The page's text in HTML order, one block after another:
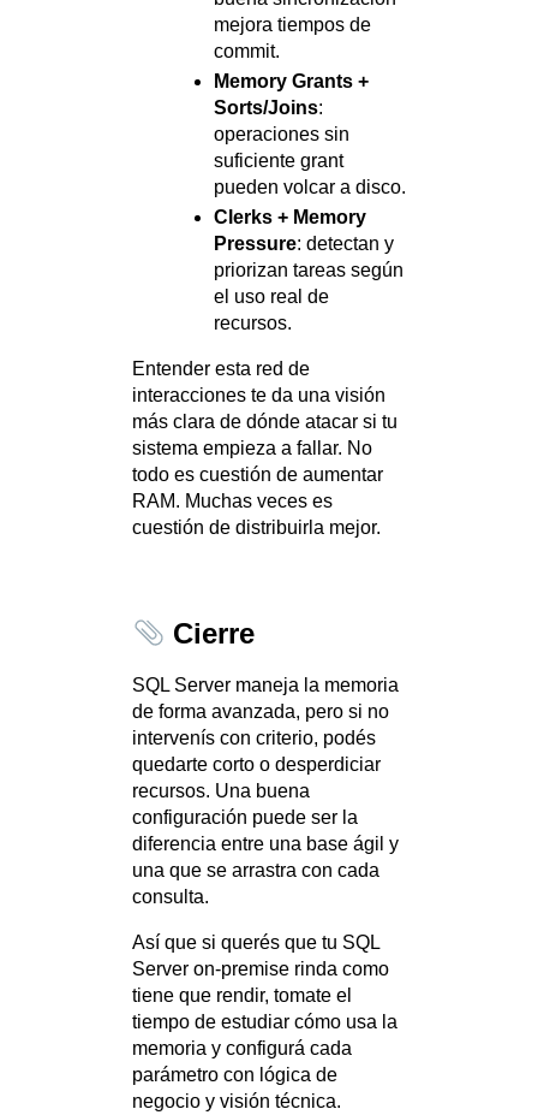
mejora tiempos de
commit.
Memory Grants +
Sorts/Joins:
operaciones sin
suficiente grant
pueden volcar a disco.
Clerks + Memory
Pressure: detectan y
priorizan tareas según
el uso real de
recursos.
Entender esta red de
interacciones te da una visión
más clara de dónde atacar si tu
sistema empieza a fallar. No
todo es cuestión de aumentar
RAM. Muchas veces es
cuestión de distribuirla mejor.
Cierre
SQL Server maneja la memoria
de forma avanzada, pero si no
intervenís con criterio, podés
quedarte corto o desperdiciar
recursos. Una buena
configuración puede ser la
diferencia entre una base ágil y
una que se arrastra con cada
consulta.
Así que si querés que tu SQL
Server on-premise rinda como
tiene que rendir, tomate el
tiempo de estudiar cómo usa la
memoria y configurá cada
parámetro con lógica de
negocio y visión técnica.